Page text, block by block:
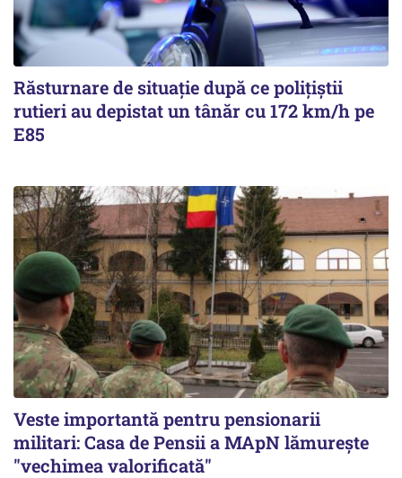
Răsturnare de situație după ce polițiștii
rutieri au depistat un tânăr cu 172 km/h pe
E85
Veste importantă pentru pensionarii
militari: Casa de Pensii a MApN lămurește
"vechimea valorificată"